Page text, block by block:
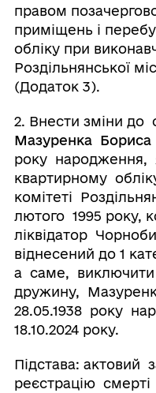
правом
приміщень і
обліку при
Роздільнянської
(Додаток 3).
2. Внести зміни до
Мазуренка Бориса
року народження,
квартирному
комітеті
лютого 1995 року,
ліквідатор
віднесений до 1
а саме, виключити
дружину,
28.05.1938 року
18.10.2024 року.
Підстава:
реєстрацію